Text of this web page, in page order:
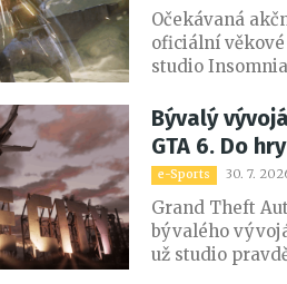
Očekávaná
oficiální věkové
studio
brutální násilí,
částečnou
Bývalý
GTA 6. Do
nepřibude
e-Sports 30. 7.
Grand Theft
bývalého
už studio